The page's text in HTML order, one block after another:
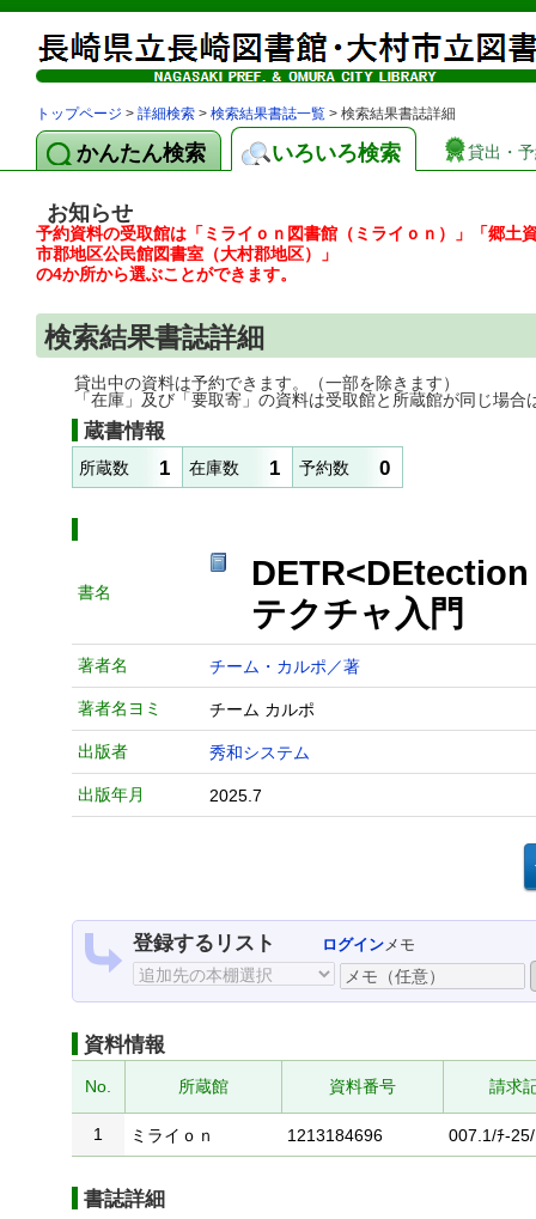
トップページ > 詳細検索 > 検索結果書誌一覧 > 検索結果書誌詳細
かんたん検索 いろいろ検索 貸出・
お知らせ
予約資料の受取館は「ミライｏｎ図書館（ミライｏｎ）」「郷
市郡地区公民館図書室（大村郡地区）」
の4か所から選ぶことができます。
検索結果書誌詳細
貸出中の資料は予約できます。（一部を除きます）
「在庫」及び「要取寄」の資料は受取館と所蔵館が同じ場合
蔵書情報
所蔵数 1 在庫数 1 予約数 0
書名
テクチャ入門
著者名 チーム・カルポ／著
著者名ヨミ チーム カルポ
出版者 秀和システム
出版年月 2025.7
登録するリスト ログインメモ
資料情報
No. 所蔵館 資料番号 請求
1 ミライｏｎ 1213184696 007.1/ﾁ-25/
書誌詳細